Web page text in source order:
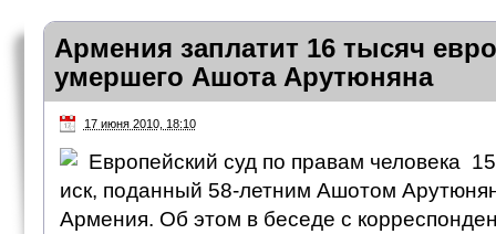
Армения заплатит 16 тысяч
умершего Ашота Арутюняна
17 июня 2010, 18:10
Европейский суд по правам человека
иск, поданный 58-летним Ашотом
Армения. Об этом в беседе с